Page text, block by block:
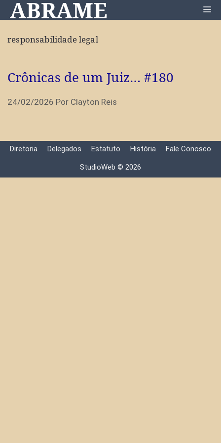
Pular
para
conteúdo
ABRAME
responsabilidade legal
Crônicas de um Juiz… #180
24/02/2026 Por Clayton Reis
Diretoria Delegados Estatuto História Fale Conosco
StudioWeb © 2026